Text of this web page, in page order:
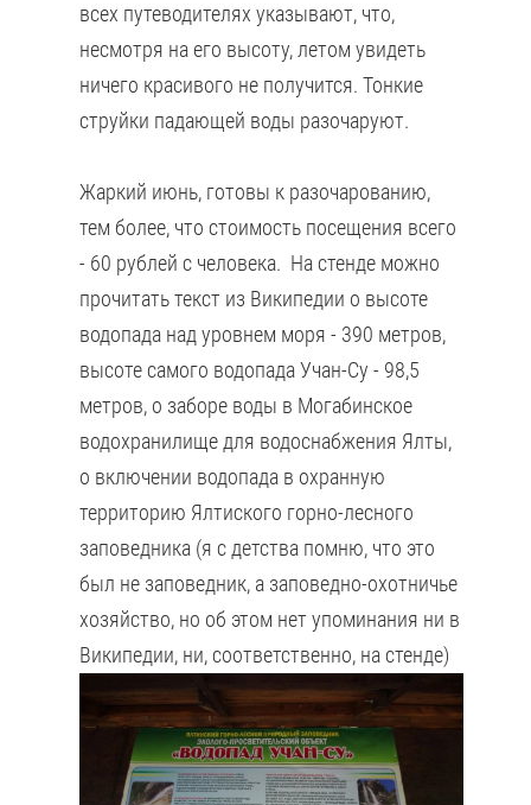
всех путеводителях указывают, что,
несмотря на его высоту, летом увидеть
ничего красивого не получится. Тонкие
струйки падающей воды разочаруют.
Жаркий июнь, готовы к разочарованию,
тем более, что стоимость посещения всего
- 60 рублей с человека. На стенде можно
прочитать текст из Википедии о высоте
водопада над уровнем моря - 390 метров,
высоте самого водопада Учан-Су - 98,5
метров, о заборе воды в Могабинское
водохранилище для водоснабжения Ялты,
о включении водопада в охранную
территорию Ялтиского горно-лесного
заповедника (я с детства помню, что это
был не заповедник, а заповедно-охотничье
хозяйство, но об этом нет упоминания ни в
Википедии, ни, соответственно, на стенде)